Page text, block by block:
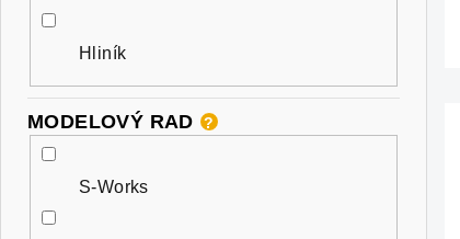
Hliník
MODELOVÝ RAD ?
S-Works